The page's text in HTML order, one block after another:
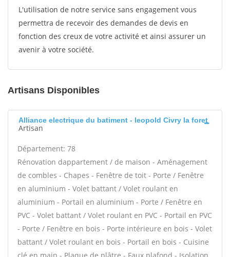
L'utilisation de notre service sans engagement vous
permettra de recevoir des demandes de devis en
fonction des creux de votre activité et ainsi assurer un
avenir à votre société.
Artisans Disponibles
Alliance electrique du batiment - leopold Civry la foret
Artisan
Département: 78
Rénovation dappartement / de maison - Aménagement
de combles - Chapes - Fenêtre de toit - Porte / Fenêtre
en aluminium - Volet battant / Volet roulant en
aluminium - Portail en aluminium - Porte / Fenêtre en
PVC - Volet battant / Volet roulant en PVC - Portail en PVC
- Porte / Fenêtre en bois - Porte intérieure en bois - Volet
battant / Volet roulant en bois - Portail en bois - Cuisine